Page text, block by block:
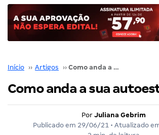
Início ›› Artigos ›› Como anda a sua autoestima?
Como anda a sua
Por Juliana Gebrim
Publicado em 29/06/21 • Atualizado